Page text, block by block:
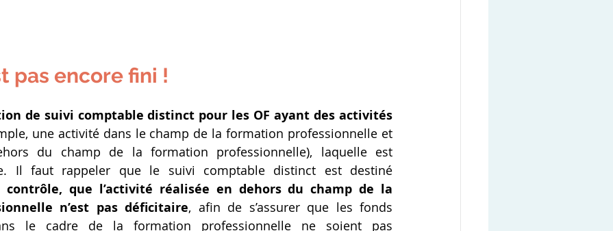
pas encore fini !
de suivi comptable distinct pour les OF ayant des activités
une activité dans le champ de la formation professionnelle et
du champ de la formation professionnelle), laquelle est
Il faut rappeler que le suivi comptable distinct est destiné
que l’activité réalisée en dehors du champ de la
n’est pas déficitaire, afin de s’assurer que les fonds
le cadre de la formation professionnelle ne soient pas